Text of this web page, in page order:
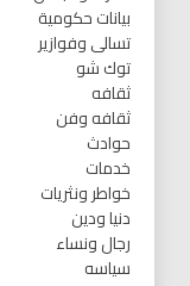
بيانات حكومية
تسالى وفوازير
توك شو
ثقافه
ثقافه وفن
حوادث
خدمات
خواطر ونثريات
دنيا ودين
رجال ونساء
سياسه